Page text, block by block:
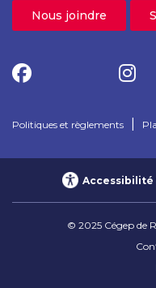
Nous joindre
Politiques et règlements
© 2025 Cégep de
Accessibilité